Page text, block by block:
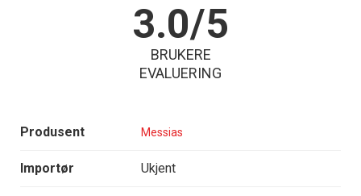
3.0/5
BRUKERE
EVALUERING
Produsent Messias
Importør Ukjent